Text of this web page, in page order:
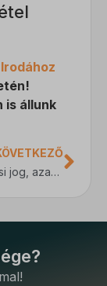
is állunk
A gyülekezési jog, azaz a gyülekezési jogról szóló 2018. évi LV. törvény bemutatása